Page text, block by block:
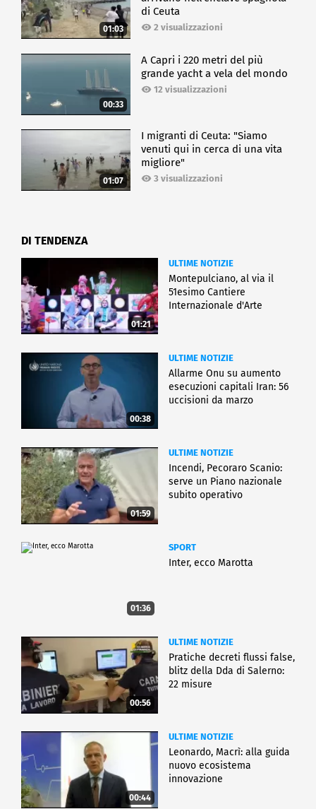
01:03
di Ceuta
2 visualizzazioni
00:33
A Capri i 220 metri del più
grande yacht a vela del mondo
12 visualizzazioni
01:07
I migranti di Ceuta: "Siamo
venuti qui in cerca di una vita
migliore"
3 visualizzazioni
DI TENDENZA
01:21
ULTIME NOTIZIE
Montepulciano, al via il
51esimo Cantiere
Internazionale d'Arte
00:38
ULTIME NOTIZIE
Allarme Onu su aumento
esecuzioni capitali Iran: 56
uccisioni da marzo
01:59
ULTIME NOTIZIE
Incendi, Pecoraro Scanio:
serve un Piano nazionale
subito operativo
01:36
SPORT
Inter, ecco Marotta
00:56
ULTIME NOTIZIE
Pratiche decreti flussi false,
blitz della Dda di Salerno:
22 misure
00:44
ULTIME NOTIZIE
Leonardo, Macrì: alla guida
nuovo ecosistema
innovazione